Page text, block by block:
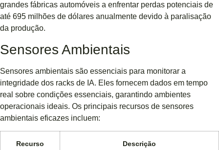
grandes fábricas automóveis a enfrentar perdas potenciais de
até 695 milhões de dólares anualmente devido à paralisação
da produção.
Sensores Ambientais
Sensores ambientais são essenciais para monitorar a
integridade dos racks de IA. Eles fornecem dados em tempo
real sobre condições essenciais, garantindo ambientes
operacionais ideais. Os principais recursos de sensores
ambientais eficazes incluem:
Recurso Descrição